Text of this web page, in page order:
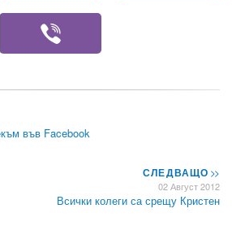
във Facebook
СЛЕДВАЩО>>
02 Август 2012
Всички колеги са срещу Кристен